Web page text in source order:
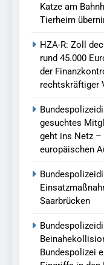
Katze am
Tierheim
HZA-R: Zoll
rund 45.000
der
rechtskräftiger
gesuchtes
geht ins Netz
europäischen
Saarbrücken
Bundespolizei